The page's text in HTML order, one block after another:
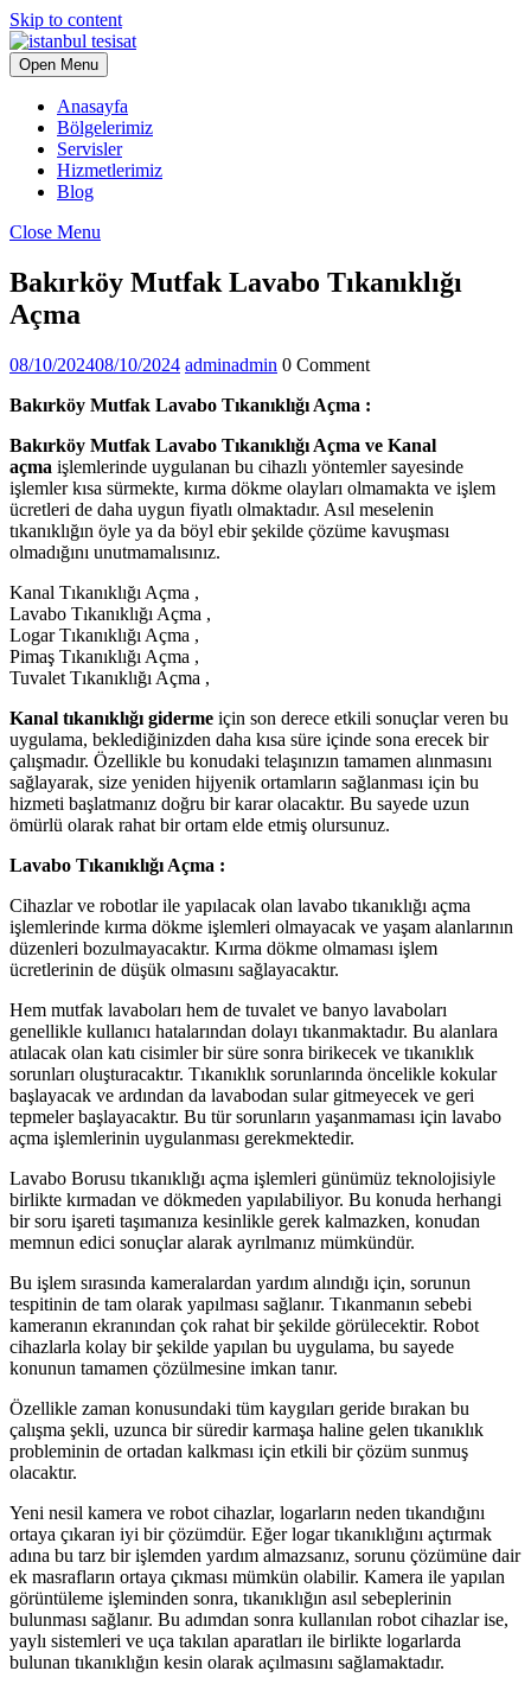
Skip to content
Open Menu
Anasayfa
Bölgelerimiz
Servisler
Hizmetlerimiz
Blog
Close Menu
Bakırköy Mutfak Lavabo Tıkanıklığı
Açma
08/10/202408/10/2024 adminadmin 0 Comment
Bakırköy Mutfak Lavabo Tıkanıklığı Açma :
Bakırköy Mutfak Lavabo Tıkanıklığı Açma ve Kanal
açma işlemlerinde uygulanan bu cihazlı yöntemler sayesinde
işlemler kısa sürmekte, kırma dökme olayları olmamakta ve işlem
ücretleri de daha uygun fiyatlı olmaktadır. Asıl meselenin
tıkanıklığın öyle ya da böyl ebir şekilde çözüme kavuşması
olmadığını unutmamalısınız.
Kanal Tıkanıklığı Açma ,
Lavabo Tıkanıklığı Açma ,
Logar Tıkanıklığı Açma ,
Pimaş Tıkanıklığı Açma ,
Tuvalet Tıkanıklığı Açma ,
Kanal tıkanıklığı giderme için son derece etkili sonuçlar veren bu
uygulama, beklediğinizden daha kısa süre içinde sona erecek bir
çalışmadır. Özellikle bu konudaki telaşınızın tamamen alınmasını
sağlayarak, size yeniden hijyenik ortamların sağlanması için bu
hizmeti başlatmanız doğru bir karar olacaktır. Bu sayede uzun
ömürlü olarak rahat bir ortam elde etmiş olursunuz.
Lavabo Tıkanıklığı Açma :
Cihazlar ve robotlar ile yapılacak olan lavabo tıkanıklığı açma
işlemlerinde kırma dökme işlemleri olmayacak ve yaşam alanlarının
düzenleri bozulmayacaktır. Kırma dökme olmaması işlem
ücretlerinin de düşük olmasını sağlayacaktır.
Hem mutfak lavaboları hem de tuvalet ve banyo lavaboları
genellikle kullanıcı hatalarından dolayı tıkanmaktadır. Bu alanlara
atılacak olan katı cisimler bir süre sonra birikecek ve tıkanıklık
sorunları oluşturacaktır. Tıkanıklık sorunlarında öncelikle kokular
başlayacak ve ardından da lavabodan sular gitmeyecek ve geri
tepmeler başlayacaktır. Bu tür sorunların yaşanmaması için lavabo
açma işlemlerinin uygulanması gerekmektedir.
Lavabo Borusu tıkanıklığı açma işlemleri günümüz teknolojisiyle
birlikte kırmadan ve dökmeden yapılabiliyor. Bu konuda herhangi
bir soru işareti taşımanıza kesinlikle gerek kalmazken, konudan
memnun edici sonuçlar alarak ayrılmanız mümkündür.
Bu işlem sırasında kameralardan yardım alındığı için, sorunun
tespitinin de tam olarak yapılması sağlanır. Tıkanmanın sebebi
kameranın ekranından çok rahat bir şekilde görülecektir. Robot
cihazlarla kolay bir şekilde yapılan bu uygulama, bu sayede
konunun tamamen çözülmesine imkan tanır.
Özellikle zaman konusundaki tüm kaygıları geride bırakan bu
çalışma şekli, uzunca bir süredir karmaşa haline gelen tıkanıklık
probleminin de ortadan kalkması için etkili bir çözüm sunmuş
olacaktır.
Yeni nesil kamera ve robot cihazlar, logarların neden tıkandığını
ortaya çıkaran iyi bir çözümdür. Eğer logar tıkanıklığını açtırmak
adına bu tarz bir işlemden yardım almazsanız, sorunu çözümüne dair
ek masrafların ortaya çıkması mümkün olabilir. Kamera ile yapılan
görüntüleme işleminden sonra, tıkanıklığın asıl sebeplerinin
bulunması sağlanır. Bu adımdan sonra kullanılan robot cihazlar ise,
yaylı sistemleri ve uça takılan aparatları ile birlikte logarlarda
bulunan tıkanıklığın kesin olarak açılmasını sağlamaktadır.